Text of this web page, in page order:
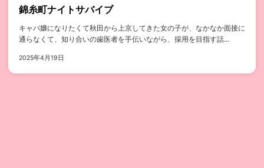
錦糸町ナイトサバイブ
キャバ嬢になりたくて秋田から上京してきた女の子が、なかなか面接に
通らなくて、知り合いの歯医者を手伝いながら、採用を目指す話...
2025年4月19日